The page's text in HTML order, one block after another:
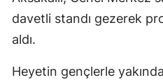
davetli standı gezerek
aldı.
Heyetin gençlerle